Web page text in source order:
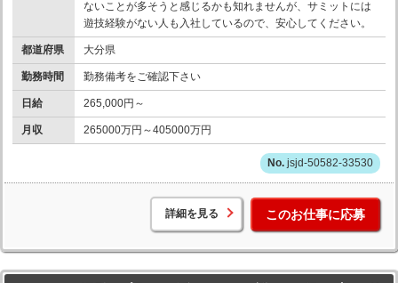
ないことが多そうと感じるかも知れませんが、サミットには
遊技経験がない人も入社しているので、安心してください。
都道府県 大分県
勤務時間 勤務備考をご確認下さい
日給 265,000円～
月収 265000万円～405000万円
jsjd-50582-33530
詳細を見る このお仕事に応募